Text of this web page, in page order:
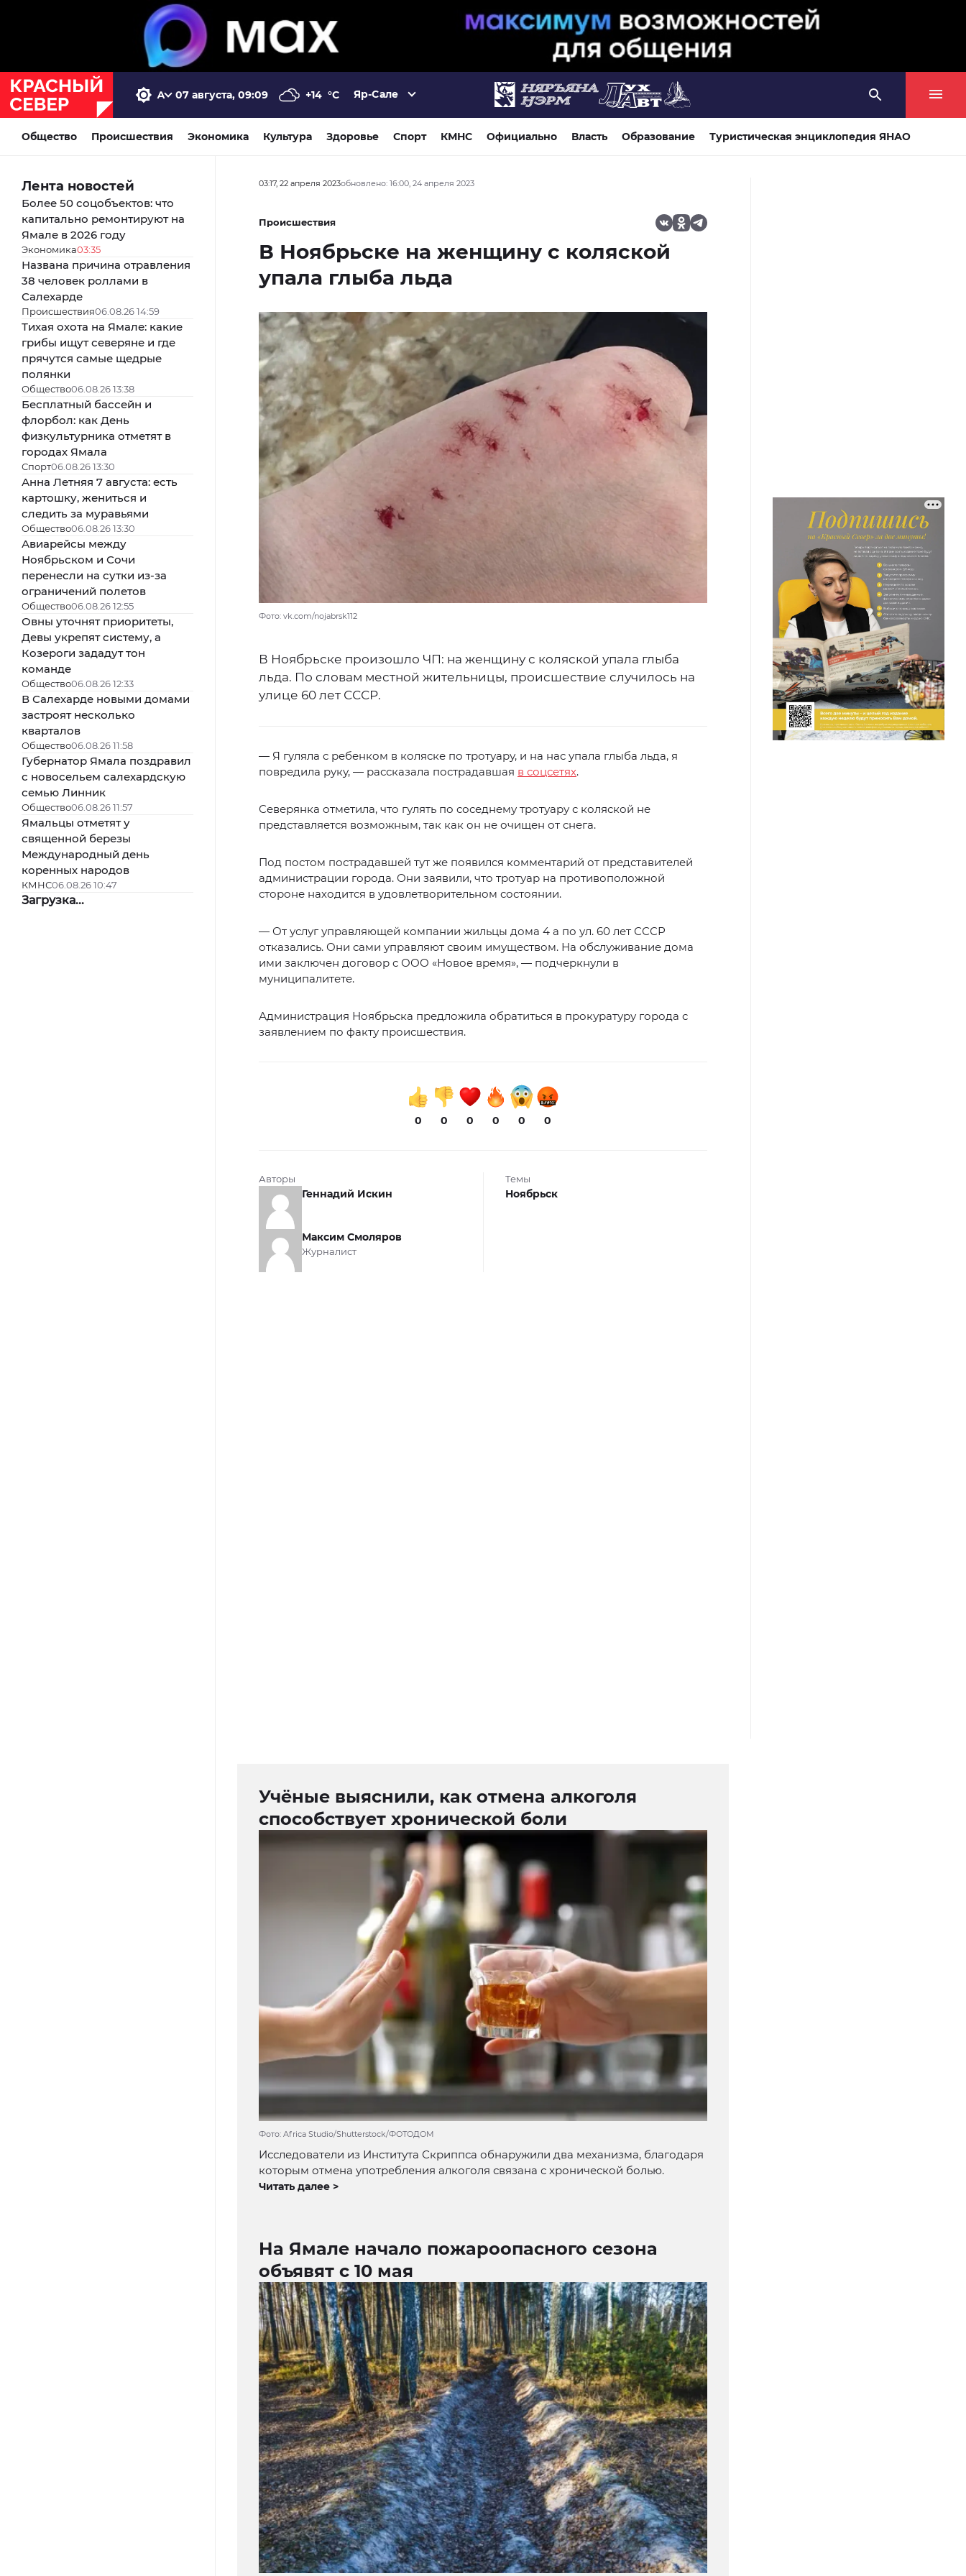
07 августа, 09:09 +14 °C Яр-Сале
Общество Происшествия Экономика Культура Здоровье Спорт КМНС Официально Власть Образование Туристическая энциклопедия ЯНАО
Лента новостей
Более 50 соцобъектов: что
капитально ремонтируют на
Ямале в 2026 году
Экономика03:35
Названа причина отравления
38 человек роллами в
Салехарде
Происшествия06.08.26 14:59
Тихая охота на Ямале: какие
грибы ищут северяне и где
прячутся самые щедрые
полянки
Общество06.08.26 13:38
Бесплатный бассейн и
флорбол: как День
физкультурника отметят в
городах Ямала
Спорт06.08.26 13:30
Анна Летняя 7 августа: есть
картошку, жениться и
следить за муравьями
Общество06.08.26 13:30
Авиарейсы между
Ноябрьском и Сочи
перенесли на сутки из-за
ограничений полетов
Общество06.08.26 12:55
Овны уточнят приоритеты,
Девы укрепят систему, а
Козероги зададут тон
команде
Общество06.08.26 12:33
В Салехарде новыми домами
застроят несколько
кварталов
Общество06.08.26 11:58
Губернатор Ямала поздравил
с новосельем салехардскую
семью Линник
Общество06.08.26 11:57
Ямальцы отметят у
священной березы
Международный день
коренных народов
КМНС06.08.26 10:47
Загрузка...
03:17, 22 апреля 2023обновлено: 16:00, 24 апреля 2023
Происшествия
В Ноябрьске на женщину с коляской
упала глыба льда
Фото: vk.com/nojabrsk112
В Ноябрьске произошло ЧП: на женщину с коляской упала глыба
льда. По словам местной жительницы, происшествие случилось на
улице 60 лет СССР.
— Я гуляла с ребенком в коляске по тротуару, и на нас упала глыба льда, я
повредила руку, — рассказала пострадавшая в соцсетях.
Северянка отметила, что гулять по соседнему тротуару с коляской не
представляется возможным, так как он не очищен от снега.
Под постом пострадавшей тут же появился комментарий от представителей
администрации города. Они заявили, что тротуар на противоположной
стороне находится в удовлетворительном состоянии.
— От услуг управляющей компании жильцы дома 4 а по ул. 60 лет СССР
отказались. Они сами управляют своим имуществом. На обслуживание дома
ими заключен договор с ООО «Новое время», — подчеркнули в
муниципалитете.
Администрация Ноябрьска предложила обратиться в прокуратуру города с
заявлением по факту происшествия.
0 0 0 0 0 0
Авторы
Геннадий Искин
Максим Смоляров
Журналист
Темы
Ноябрьск
Учёные выяснили, как отмена алкоголя
способствует хронической боли
Фото: Africa Studio/Shutterstock/ФОТОДОМ
Исследователи из Института Скриппса обнаружили два механизма, благодаря
которым отмена употребления алкоголя связана с хронической болью.
Читать далее >
На Ямале начало пожароопасного сезона
объявят с 10 мая